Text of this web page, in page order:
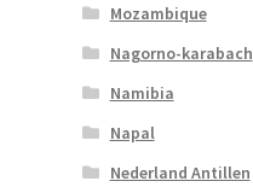
Mozambique
Nagorno-karabach
Namibia
Napal
Nederland Antillen